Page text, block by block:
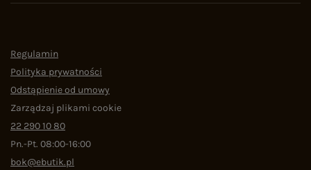
Regulamin
Polityka prywatności
Odstąpienie od umowy
Zarządzaj plikami cookie
22 290 10 80
Pn.-Pt. 08:00-16:00
bok@ebutik.pl